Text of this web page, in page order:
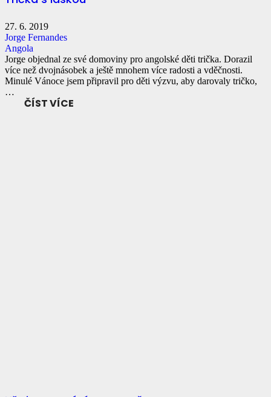
27. 6. 2019
Jorge Fernandes
Angola
Jorge objednal ze své domoviny pro angolské děti trička. Dorazil
více než dvojnásobek a ještě mnohem více radosti a vděčnosti.
Minulé Vánoce jsem připravil pro děti výzvu, aby darovaly tričko,
…
ČÍST VÍCE